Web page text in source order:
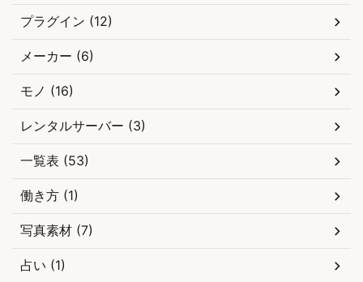
プラグイン (12)
メーカー (6)
モノ (16)
レンタルサーバー (3)
一覧表 (53)
働き方 (1)
写真素材 (7)
占い (1)